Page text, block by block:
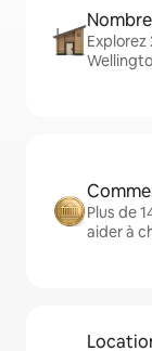
Explorez
Plus de
aider à